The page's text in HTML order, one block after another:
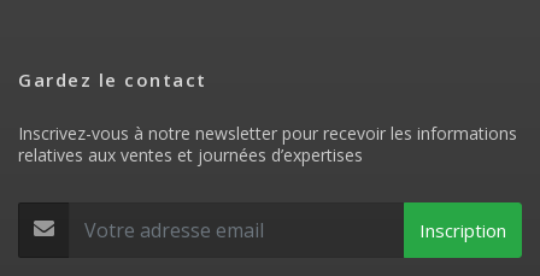
Gardez le contact
Inscrivez-vous à notre newsletter pour recevoir les informations
relatives aux ventes et journées d’expertises
Inscription